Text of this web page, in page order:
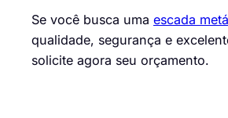
Se você busca uma escada
qualidade, segurança e
solicite agora seu orçamento.